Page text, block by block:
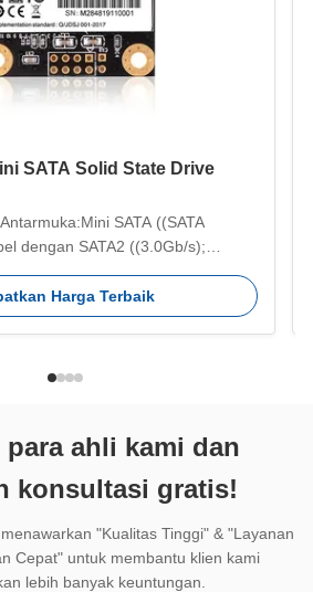
SATA Solid State Drive
SATA ((SATA
dengan SATA2 ((3.0Gb/s);
transmisi tercepat
suhu penyimpanan:-40-
Harga Terbaik
ahli kami dan
konsultasi gratis!
"Kualitas Tinggi" & "Layanan
Cepat" untuk membantu klien kami
lebih banyak keuntungan.